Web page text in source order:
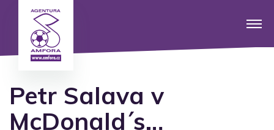
Petr Salava v
McDonald´s…